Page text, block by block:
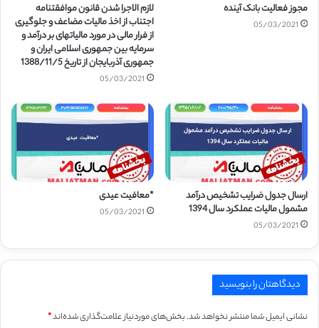
مجوز فعالیت بانک آینده
05/03/2021
لازم الاجرا شدن قانون موافقتنامه
اجتناب از اخذ مالیات مضاعف و جلوگیری
از فرار مالی در مورد مالیاتهای بر درآمد و
سرمایه بین جمهوری اسلامی ایران و
جمهوری آذربایجان از تاریخ 1388/11/5
05/03/2021
ارسال جدول ضرایب تشخیص درآمد
مشمول مالیات عملکرد سال 1394
05/03/2021
*معافیت عیدی
05/03/2021
دیدگاهتان را بنویسید
نشانی ایمیل شما منتشر نخواهد شد.بخش‌های موردنیاز علامت‌گذاری شده‌اند*